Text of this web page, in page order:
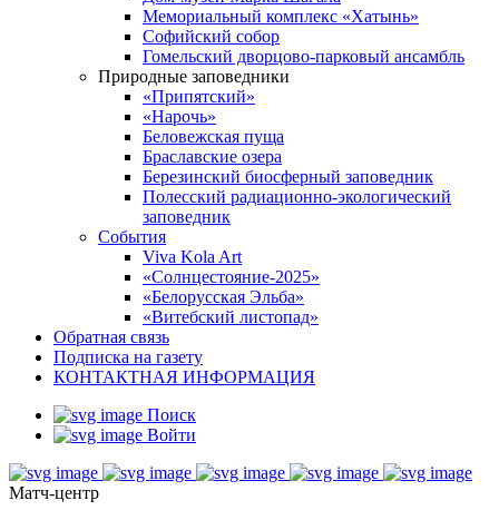
Мемориальный комплекс «Хатынь»
Софийский собор
Гомельский дворцово-парковый ансамбль
Природные заповедники
«Припятский»
«Нарочь»
Беловежская пуща
Браславские озера
Березинский биосферный заповедник
Полесский радиационно-экологический
заповедник
События
Viva Kola Art
«Солнцестояние-2025»
«Белорусская Эльба»
«Витебский листопад»
Обратная связь
Подписка на газету
КОНТАКТНАЯ ИНФОРМАЦИЯ
Поиск
Войти
Матч-центр